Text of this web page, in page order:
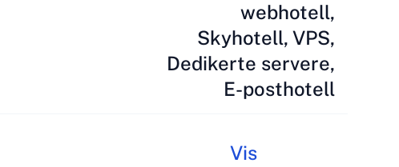
webhotell,
Skyhotell, VPS,
Dedikerte servere,
E-posthotell
Vis